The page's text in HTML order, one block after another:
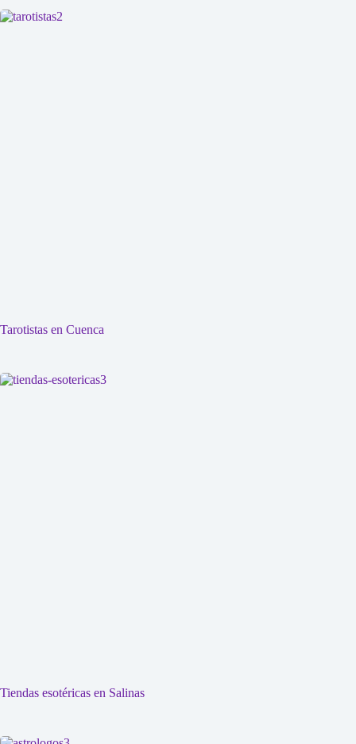
Tarotistas en Cuenca
Tiendas esotéricas en Salinas